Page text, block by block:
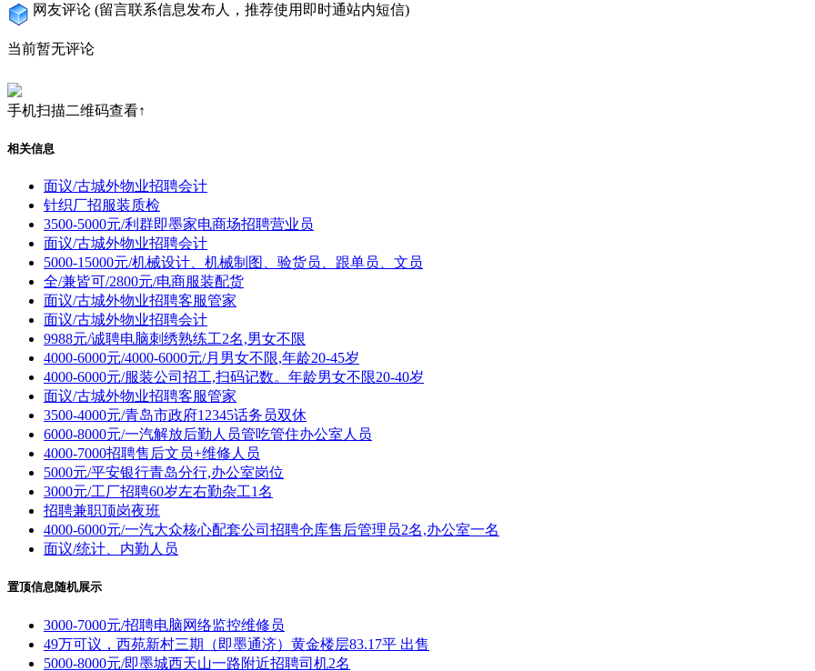
网友评论 (留言联系信息发布人，推荐使用即时通站内短信)
当前暂无评论
手机扫描二维码查看↑
相关信息
面议/古城外物业招聘会计
针织厂招服装质检
3500-5000元/利群即墨家电商场招聘营业员
面议/古城外物业招聘会计
5000-15000元/机械设计、机械制图、验货员、跟单员、文员
全/兼皆可/2800元/电商服装配货
面议/古城外物业招聘客服管家
面议/古城外物业招聘会计
9988元/诚聘电脑刺绣熟练工2名,男女不限
4000-6000元/4000-6000元/月男女不限,年龄20-45岁
4000-6000元/服装公司招工,扫码记数。年龄男女不限20-40岁
面议/古城外物业招聘客服管家
3500-4000元/青岛市政府12345话务员双休
6000-8000元/一汽解放后勤人员管吃管住办公室人员
4000-7000招聘售后文员+维修人员
5000元/平安银行青岛分行,办公室岗位
3000元/工厂招聘60岁左右勤杂工1名
招聘兼职顶岗夜班
4000-6000元/一汽大众核心配套公司招聘仓库售后管理员2名,办公室一名
面议/统计、内勤人员
置顶信息随机展示
3000-7000元/招聘电脑网络监控维修员
49万可议，西苑新村三期（即墨通济）黄金楼层83.17平 出售
5000-8000元/即墨城西天山一路附近招聘司机2名